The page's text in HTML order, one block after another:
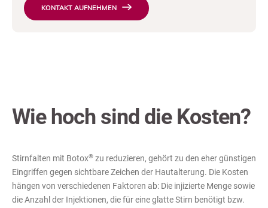
KONTAKT AUFNEHMEN
Wie hoch sind die Kosten?
Stirnfalten mit Botox® zu reduzieren, gehört zu den eher günstigen
Eingriffen gegen sichtbare Zeichen der Hautalterung. Die Kosten
hängen von verschiedenen Faktoren ab: Die injizierte Menge sowie
die Anzahl der Injektionen, die für eine glatte Stirn benötigt bzw.